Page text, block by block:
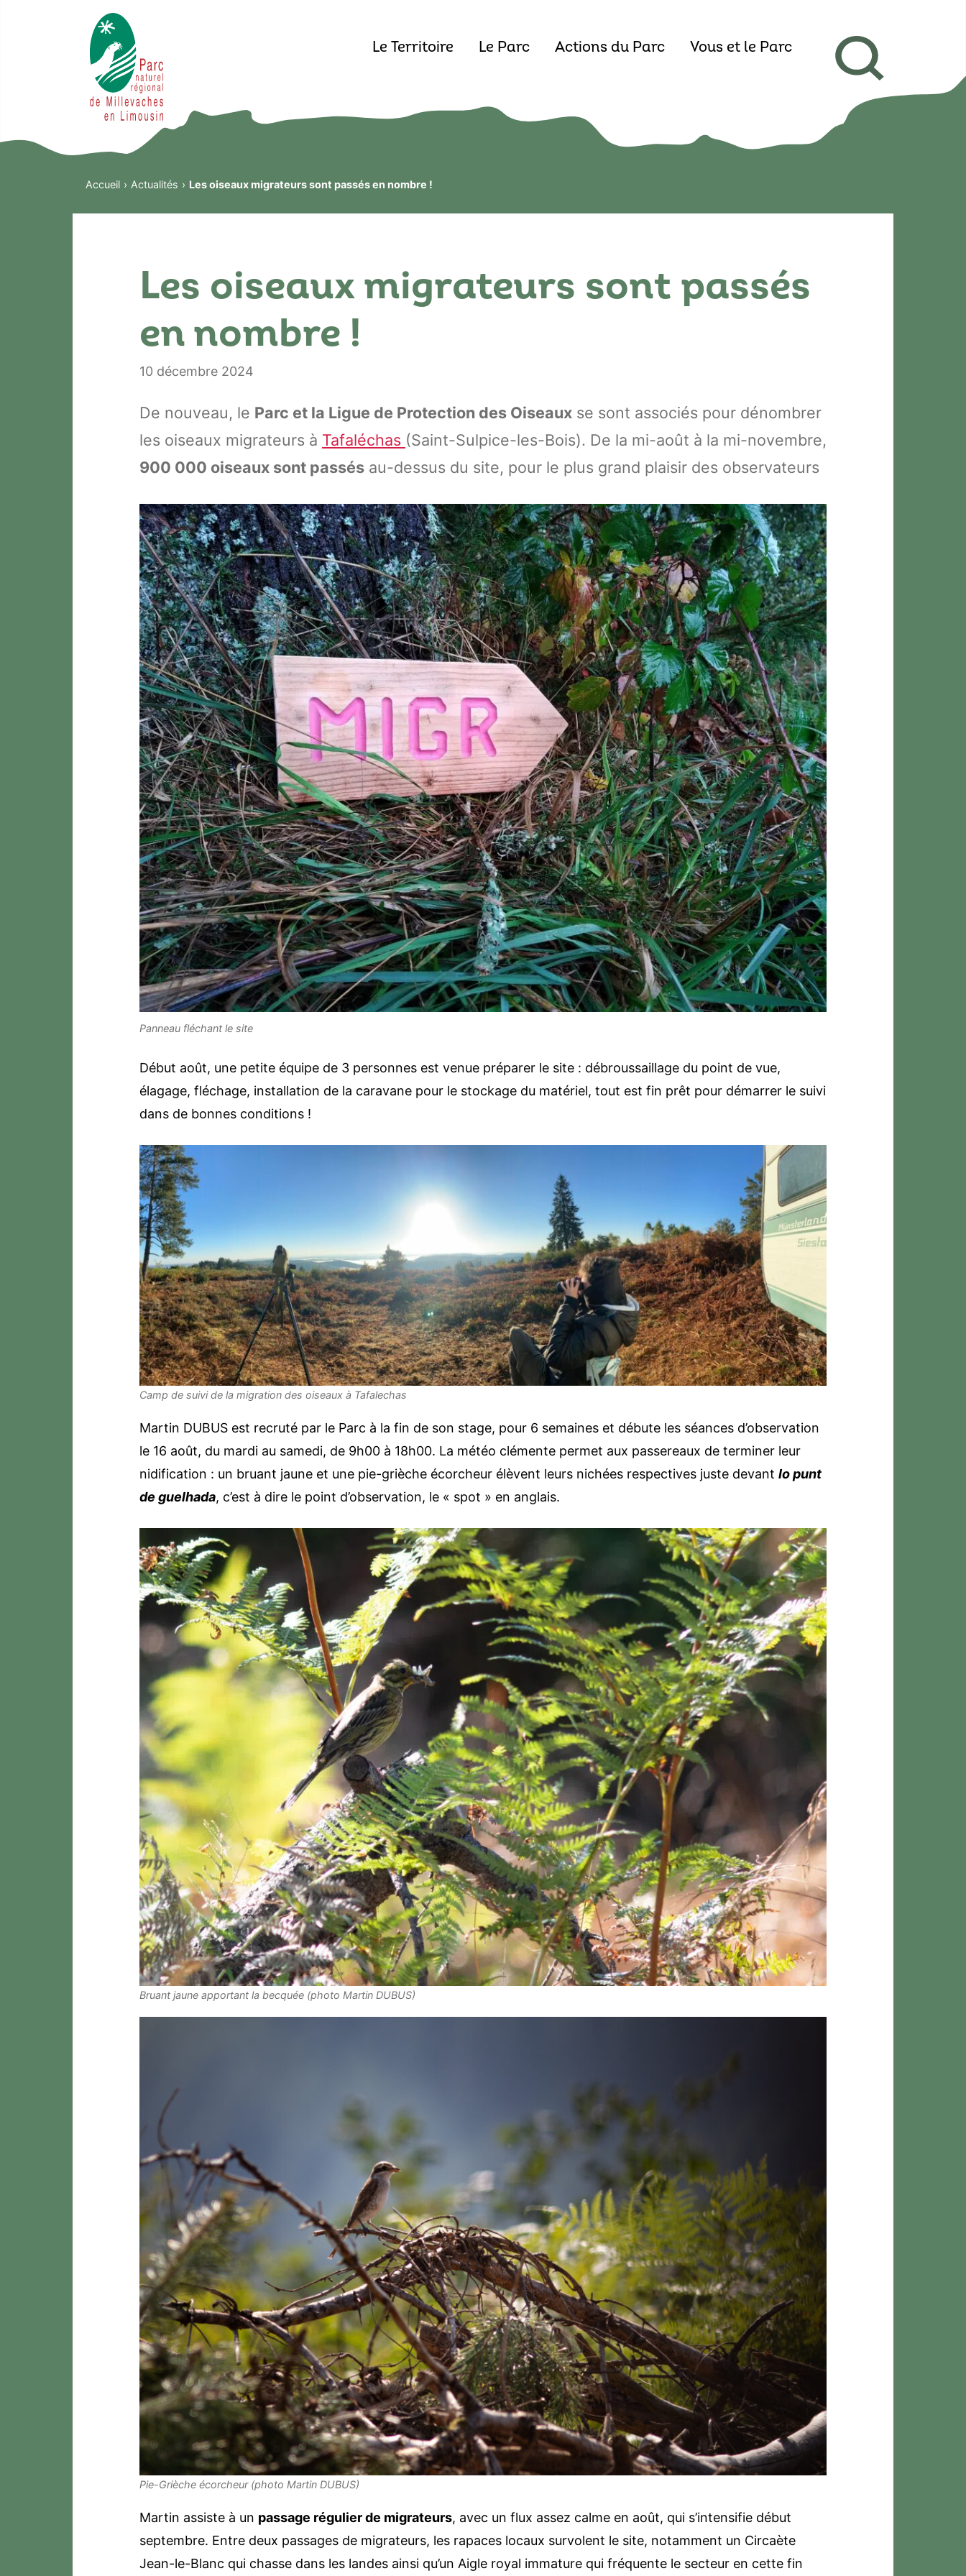
Le Territoire Le Parc Actions du Parc Vous et le Parc
Accueil Actualités Les oiseaux migrateurs sont passés en nombre !
Les oiseaux migrateurs sont passés
en nombre !
10 décembre 2024
De nouveau, le Parc et la Ligue de Protection des Oiseauxse sont associés pour dénombrer
les oiseaux migrateurs à Tafaléchas (Saint-Sulpice-les-Bois). De la mi-août à la mi-novembre,
900 000 oiseaux sont passésau-dessus du site, pour le plus grand plaisir des observateurs
Panneau fléchant le site
Début août, une petite équipe de 3 personnes est venue préparer le site : débroussaillage du point de vue,
élagage, fléchage, installation de la caravane pour le stockage du matériel, tout est fin prêt pour démarrer le suivi
dans de bonnes conditions !
Camp de suivi de la migration des oiseaux à Tafalechas
Martin DUBUS est recruté par le Parc à la fin de son stage, pour 6 semaines et débute les séances d’observation
le 16 août, du mardi au samedi, de 9h00 à 18h00. La météo clémente permet aux passereaux de terminer leur
nidification : un bruant jaune et une pie-grièche écorcheur élèvent leurs nichées respectives juste devant lo punt
de guelhada, c’est à dire le point d’observation, le « spot » en anglais.
Bruant jaune apportant la becquée (photo Martin DUBUS)
Pie-Grièche écorcheur (photo Martin DUBUS)
Martin assiste à un passage régulier de migrateurs, avec un flux assez calme en août, qui s’intensifie début
septembre. Entre deux passages de migrateurs, les rapaces locaux survolent le site, notamment un Circaète
Jean-le-Blanc qui chasse dans les landes ainsi qu’un Aigle royal immature qui fréquente le secteur en cette fin